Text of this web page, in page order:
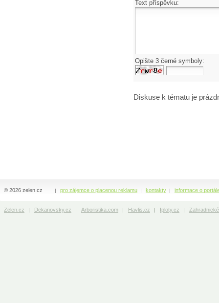
Text příspěvku:
Opište 3 černé symboly:
Diskuse k tématu je
pro zájemce o placenou reklamu kontakty informace o
© 2026 zelen.cz
Zelen.cz Dekanovsky.cz Arboristika.com Havlis.cz Iploty.cz